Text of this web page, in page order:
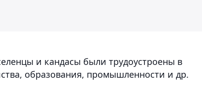
и кандасы были трудоустроены в
образования, промышленности и др.